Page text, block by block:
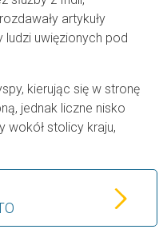
artykuły
ludzi uwięzionych pod
kierując się w stronę
jednak liczne nisko
wokół stolicy kraju,